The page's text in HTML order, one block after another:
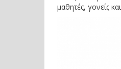
μαθητές, γονείς